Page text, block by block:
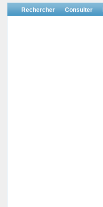
Rechercher Consulter